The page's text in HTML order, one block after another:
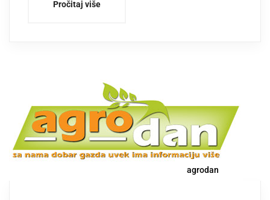
Pročitaj više
agrodan